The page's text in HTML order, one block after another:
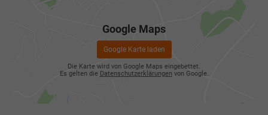
Google Maps
Google Karte laden
Die Karte wird von Google Maps eingebettet.
Es gelten die Datenschutzerklärungen von Google.